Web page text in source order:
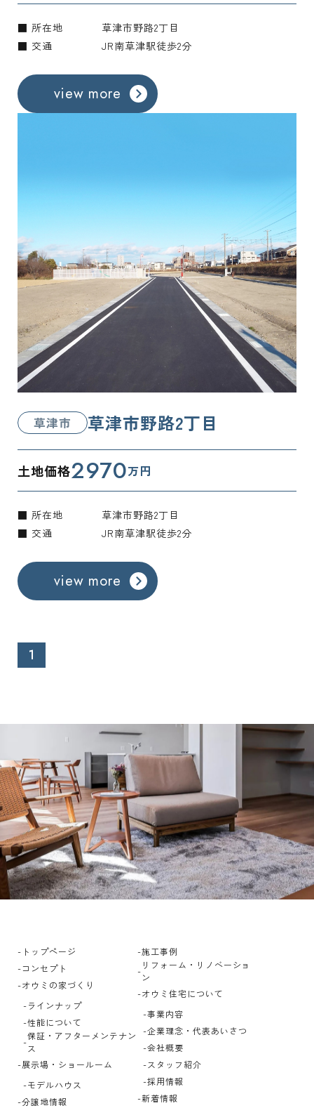
■ 所在地
草津市野路2丁目
■ 交通
JR南草津駅徒歩2分
view more
草津市 草津市野路2丁目
土地価格2970万円
■ 所在地
草津市野路2丁目
■ 交通
JR南草津駅徒歩2分
view more
1
トップページ
コンセプト
オウミの家づくり
ラインナップ
性能について
保証・アフターメンテナン
ス
展示場・ショールーム
モデルハウス
分譲地情報
施工事例
リフォーム・リノベーショ
ン
オウミ住宅について
事業内容
企業理念・代表あいさつ
会社概要
スタッフ紹介
採用情報
新着情報